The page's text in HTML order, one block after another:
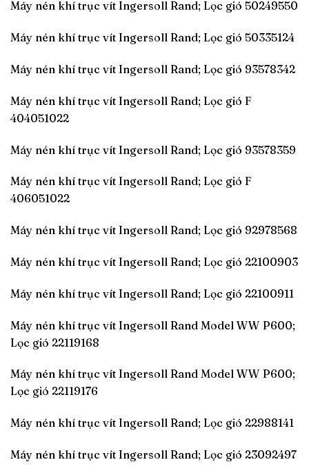
Máy nén khí trục vít Ingersoll Rand; Lọc gió 50249550
Máy nén khí trục vít Ingersoll Rand; Lọc gió 50335124
Máy nén khí trục vít Ingersoll Rand; Lọc gió 93578342
Máy nén khí trục vít Ingersoll Rand; Lọc gió F
404051022
Máy nén khí trục vít Ingersoll Rand; Lọc gió 93578359
Máy nén khí trục vít Ingersoll Rand; Lọc gió F
406051022
Máy nén khí trục vít Ingersoll Rand; Lọc gió 92978568
Máy nén khí trục vít Ingersoll Rand; Lọc gió 22100903
Máy nén khí trục vít Ingersoll Rand; Lọc gió 22100911
Máy nén khí trục vít Ingersoll Rand Model WW P600;
Lọc gió 22119168
Máy nén khí trục vít Ingersoll Rand Model WW P600;
Lọc gió 22119176
Máy nén khí trục vít Ingersoll Rand; Lọc gió 22988141
Máy nén khí trục vít Ingersoll Rand; Lọc gió 23092497